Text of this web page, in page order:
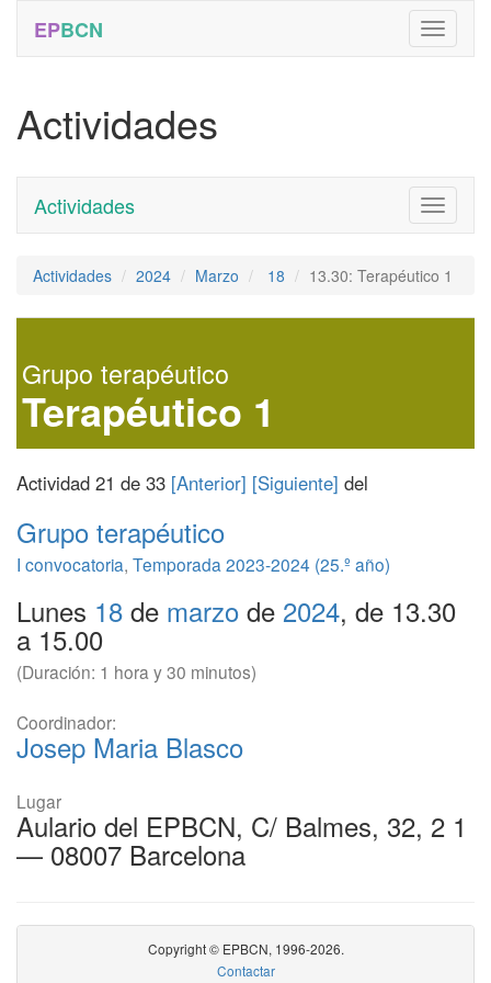
EPBCN
Actividades
Toggle
Actividades
Actividades 2024 Marzo 18 13.30: Terapéutico 1
Grupo terapéutico
Terapéutico 1
Actividad 21 de 33 [Anterior] [Siguiente] del
Grupo terapéutico
I convocatoria, Temporada 2023-2024 (25.º año)
Lunes 18 de marzo de 2024, de 13.30
a 15.00
(Duración: 1 hora y 30 minutos)
Coordinador:
Josep Maria Blasco
Lugar
Aulario del EPBCN, C/ Balmes, 32, 2 1
— 08007 Barcelona
Copyright © EPBCN, 1996-2026.
Contactar